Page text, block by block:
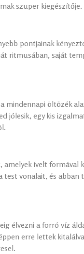
szuper kiegészítője.
pontjainak
ritmusában, saját
mindennapi öltözék
jólesik, egy kis
ívelt formával
test vonalait, és
élvezni a forró víz
erre lettek